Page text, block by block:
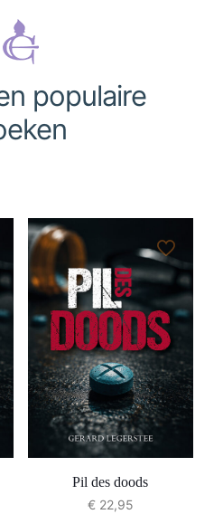
populaire
Pil des doods
€22,95